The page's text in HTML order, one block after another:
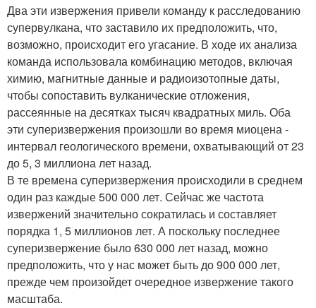
Два эти извержения привели команду к расследованию
супервулкана, что заставило их предположить, что,
возможно, происходит его угасание. В ходе их анализа
команда использовала комбинацию методов, включая
химию, магнитные данные и радиоизотопные даты,
чтобы сопоставить вулканические отложения,
рассеянные на десятках тысяч квадратных миль. Оба
эти суперизвержения произошли во время миоцена -
интервал геологического времени, охватывающий от 23
до 5, 3 миллиона лет назад.
В те времена суперизвержения происходили в среднем
один раз каждые 500 000 лет. Сейчас же частота
извержений значительно сократилась и составляет
порядка 1, 5 миллионов лет. А поскольку последнее
суперизвержение было 630 000 лет назад, можно
предположить, что у нас может быть до 900 000 лет,
прежде чем произойдет очередное извержение такого
масштаба.